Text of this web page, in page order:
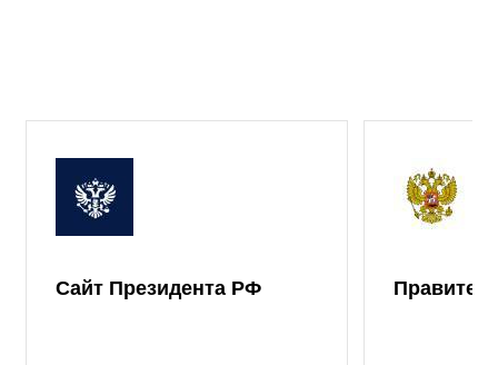
Сайт Президента РФ